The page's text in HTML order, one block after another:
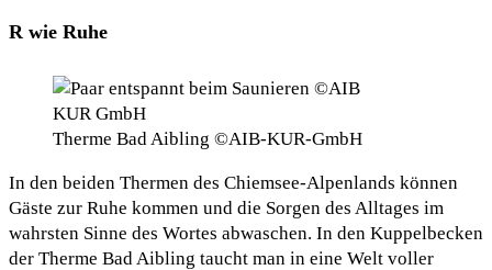
R wie Ruhe
Therme Bad Aibling ©AIB-KUR-GmbH
In den beiden Thermen des Chiemsee-Alpenlands können
Gäste zur Ruhe kommen und die Sorgen des Alltages im
wahrsten Sinne des Wortes abwaschen. In den Kuppelbecken
der Therme Bad Aibling taucht man in eine Welt voller